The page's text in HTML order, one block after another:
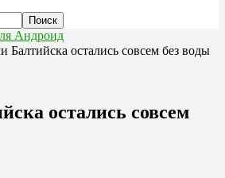
Андроид
Балтийска остались совсем без воды
остались совсем